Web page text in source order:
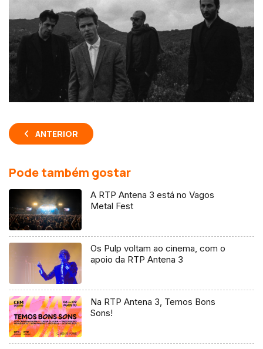
ANTERIOR
Pode também gostar
A RTP Antena 3 está no Vagos
Metal Fest
Os Pulp voltam ao cinema, com o
apoio da RTP Antena 3
Na RTP Antena 3, Temos Bons
Sons!